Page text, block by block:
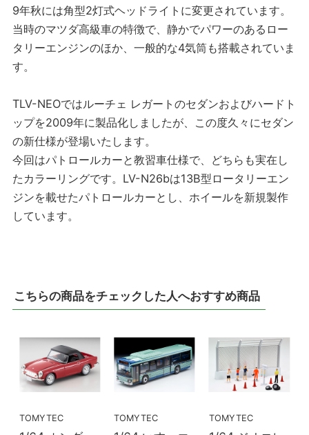
9年秋には角型2灯式ヘッドライトに変更されています。
当時のマツダ高級車の特徴で、静かでパワーのあるロー
タリーエンジンのほか、一般的な4気筒も搭載されていま
す。
TLV-NEOではルーチェ レガートのセダンおよびハードト
ップを2009年に製品化しましたが、この度久々にセダン
の新仕様が登場いたします。
今回はパトロールカーと教習車仕様で、どちらも実在し
たカラーリングです。LV-N26bは13B型ロータリーエン
ジンを載せたパトロールカーとし、ホイールを新規製作
しています。
こちらの商品をチェックした人へおすすめ商品
TOMYTEC TOMYTEC TOMYTEC